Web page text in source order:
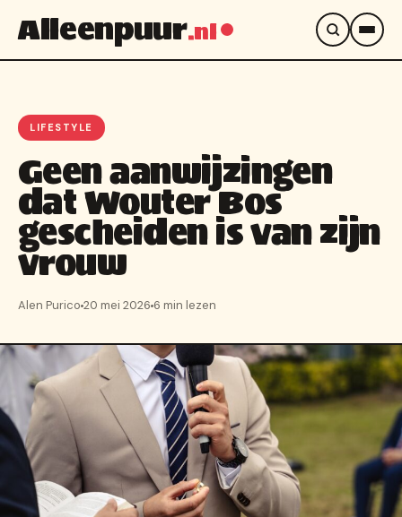
Alleenpuur.nl
LIFESTYLE
Geen aanwijzingen
dat Wouter Bos
gescheiden is van zijn
vrouw
Alen Purico 20 mei 2026 6 min lezen